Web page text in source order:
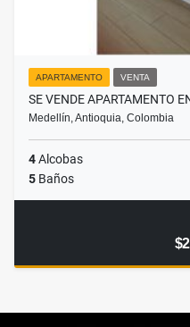
APARTAMENTO VENTA
SE VENDE APARTAMENTO
Medellín, Antioquia, Colombia
4Alcobas
5 Baños